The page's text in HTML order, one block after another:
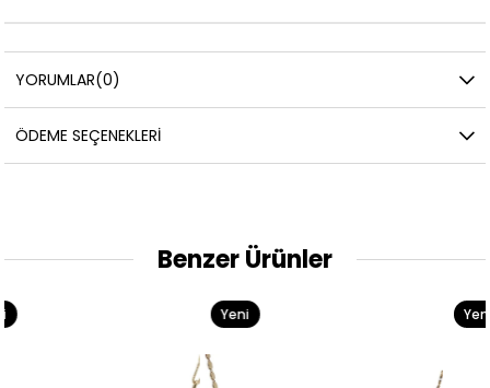
YORUMLAR(0)
ÖDEME SEÇENEKLERI
Benzer Ürünler